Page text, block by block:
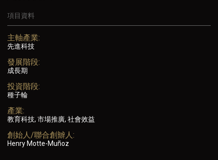
項目資料
主軸產業:
先進科技
發展階段:
成長期
投資階段:
種子輪
產業:
教育科技, 市場推廣, 社會效益
創始人/聯合創辧人:
Henry Motte-Muñoz